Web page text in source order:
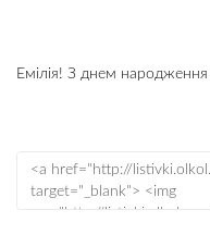
Емілія! З днем